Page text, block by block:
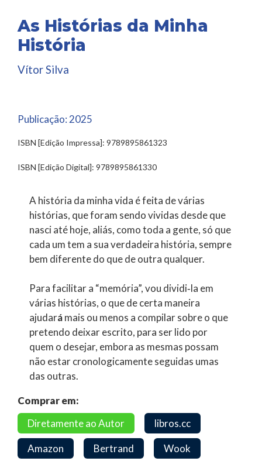
As Histórias da Minha
História
Vítor Silva
Publicação: 2025
ISBN [Edição Impressa]: 9789895861323
ISBN [Edição Digital]: 9789895861330
A história da minha vida é feita de várias
histórias, que foram sendo vividas desde que
nasci até hoje, aliás, como toda a gente, só que
cada um tem a sua verdadeira história, sempre
bem diferente do que de outra qualquer.
Para facilitar a “memória”, vou dividi‑la em
várias histórias, o que de certa maneira
ajudarámais ou menos a compilar sobre o que
pretendo deixar escrito, para ser lido por
quem o desejar, embora as mesmas possam
não estar cronologicamente seguidas umas
das outras.
Comprar em:
Diretamente ao Autor
libros.cc
Amazon Bertrand Wook